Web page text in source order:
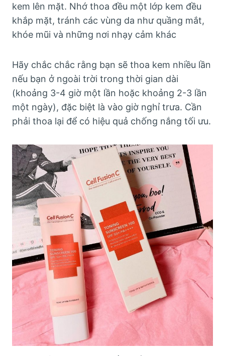
kem lên mặt. Nhớ thoa đều một lớp kem đều
khắp mặt, tránh các vùng da như quầng mắt,
khóe mũi và những nơi nhạy cảm khác
Hãy chắc chắc rằng bạn sẽ thoa kem nhiều lần
nếu bạn ở ngoài trời trong thời gian dài
(khoảng 3-4 giờ một lần hoặc khoảng 2-3 lần
một ngày), đặc biệt là vào giờ nghỉ trưa. Cần
phải thoa lại để có hiệu quả chống nắng tối ưu.